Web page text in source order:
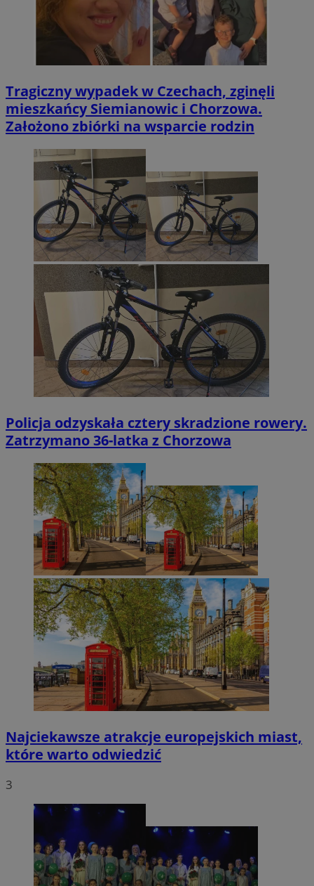
Tragiczny wypadek w Czechach, zginęli
mieszkańcy Siemianowic i Chorzowa.
Założono zbiórki na wsparcie rodzin
Policja odzyskała cztery skradzione rowery.
Zatrzymano 36-latka z Chorzowa
Najciekawsze atrakcje europejskich miast,
które warto odwiedzić
3